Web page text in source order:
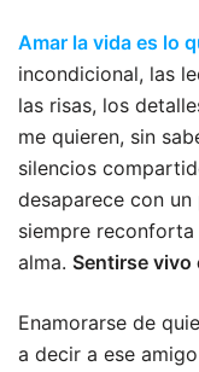
Amar la vida es lo
incondicional, las
las risas, los
me quieren, sin
silencios
desaparece con
siempre
alma. Sentirse vivo
Enamorarse de
a decir a ese